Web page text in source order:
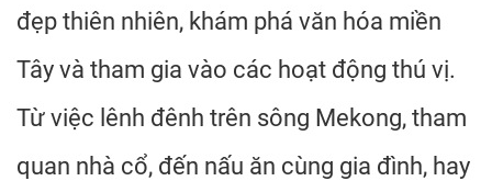
đẹp thiên nhiên, khám phá văn hóa miền
Tây và tham gia vào các hoạt động thú vị.
Từ việc lênh đênh trên sông Mekong, tham
quan nhà cổ, đến nấu ăn cùng gia đình, hay